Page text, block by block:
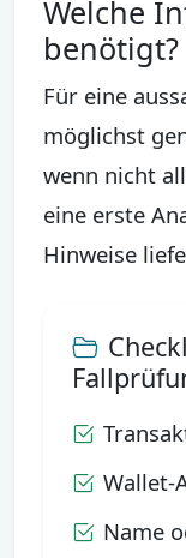
Welche
benötigt?
Für eine
möglichst
wenn nicht
eine erste
Hinweise
Wallet-
Name